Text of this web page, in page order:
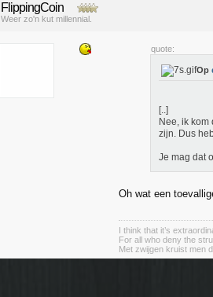
FlippingCoin
Weer zo'n kut millennial.
quote:
Op
[..]
Nee, ik
zijn. Dus
Je mag dat
Oh wat een
I think that it’s
For all who deny the
Met zwijgen kruist men